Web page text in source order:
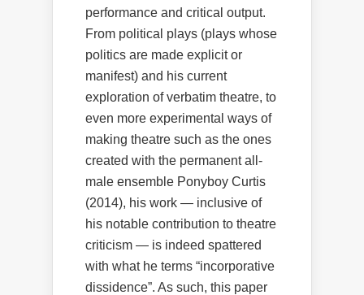
performance and critical output.
From political plays (plays whose
politics are made explicit or
manifest) and his current
exploration of verbatim theatre, to
even more experimental ways of
making theatre such as the ones
created with the permanent all-
male ensemble Ponyboy Curtis
(2014), his work — inclusive of
his notable contribution to theatre
criticism — is indeed spattered
with what he terms “incorporative
dissidence”. As such, this paper